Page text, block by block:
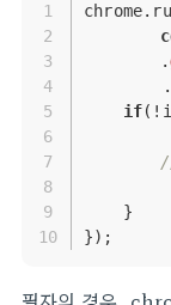
chrome.
    	.
        .
if
    }
});